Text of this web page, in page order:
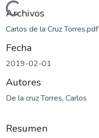
Cargando...
Archivos
Carlos de la Cruz Torres.pdf
Fecha
2019-02-01
Autores
De la cruz Torres, Carlos
Resumen